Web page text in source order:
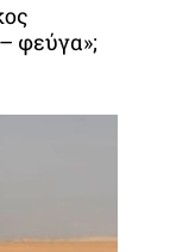
φεύγα»;